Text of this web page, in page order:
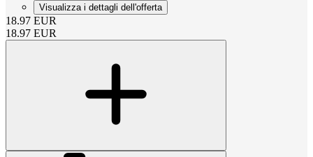
Visualizza i dettagli dell'offerta
18.97 EUR
18.97 EUR